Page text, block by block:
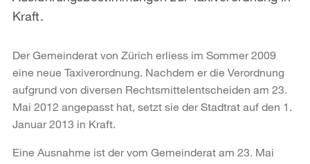
Kraft.
Der Gemeinderat von Zürich erliess im Sommer 2009
eine neue Taxiverordnung. Nachdem er die Verordnung
aufgrund von diversen Rechtsmittelentscheiden am 23.
Mai 2012 angepasst hat, setzt sie der Stadtrat auf den 1.
Januar 2013 in Kraft.
Eine Ausnahme ist der vom Gemeinderat am 23. Mai